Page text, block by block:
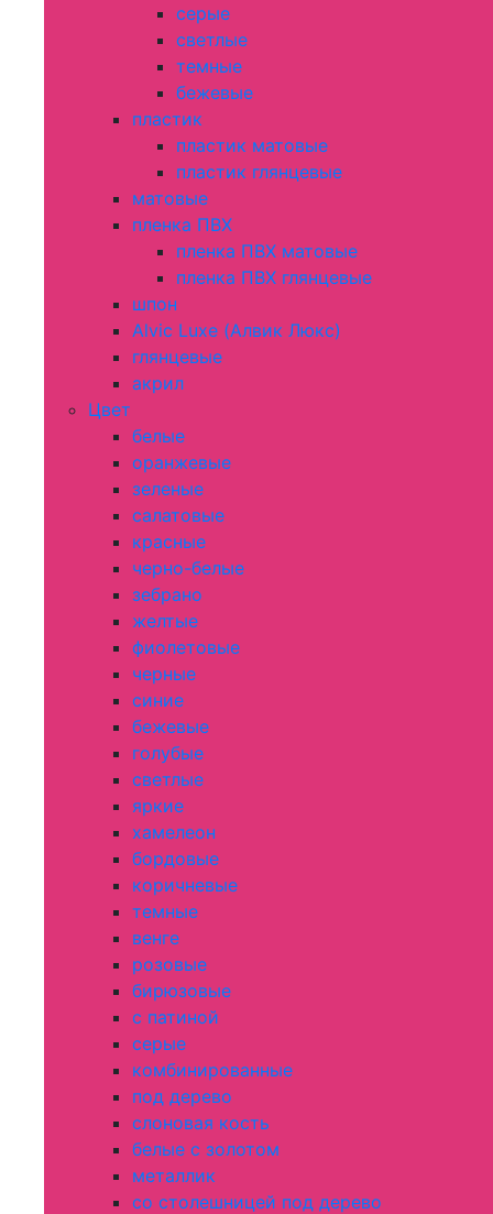
серые
светлые
темные
бежевые
пластик
пластик матовые
пластик глянцевые
матовые
пленка ПВХ
пленка ПВХ матовые
пленка ПВХ глянцевые
шпон
Alvic Luxe (Алвик Люкс)
глянцевые
акрил
Цвет
белые
оранжевые
зеленые
салатовые
красные
черно-белые
зебрано
желтые
фиолетовые
черные
синие
бежевые
голубые
светлые
яркие
хамелеон
бордовые
коричневые
темные
венге
розовые
бирюзовые
с патиной
серые
комбинированные
под дерево
слоновая кость
белые с золотом
металлик
со столешницей под дерево